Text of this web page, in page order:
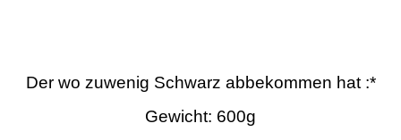
Der wo zuwenig Schwarz abbekommen hat :*
Gewicht: 600g